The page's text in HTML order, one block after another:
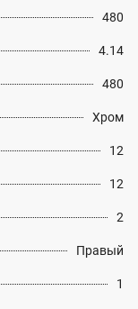
480
4.14
480
Хром
12
12
2
Правый
1